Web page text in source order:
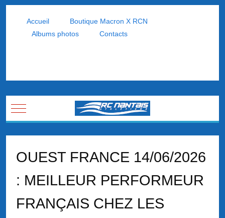
Accueil
Boutique Macron X RCN
Albums photos
Contacts
Mobile Menu Toggle
OUEST FRANCE 14/06/2026
: MEILLEUR PERFORMEUR
FRANÇAIS CHEZ LES